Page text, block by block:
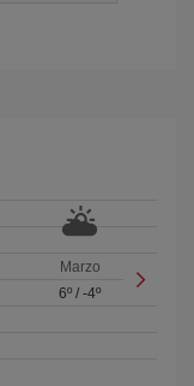
Marzo
6º /-4º